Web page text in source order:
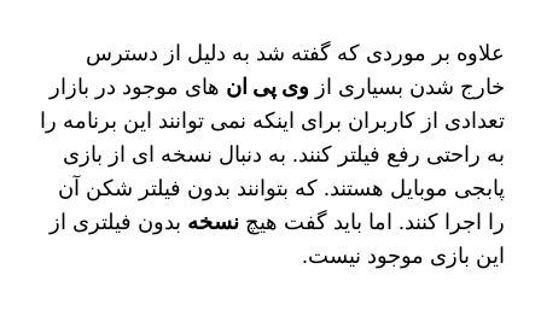
علاوه بر موردی که گفته شد به دلیل از دسترس
خارج شدن بسیاری از وی‌ پی‌ ان‌ های موجود در بازار
تعدادی از کاربران برای اینکه نمی‌ توانند این برنامه را
به راحتی رفع فیلتر کنند. به دنبال نسخه ‌ای از بازی
پابجی موبایل هستند. که بتوانند بدون فیلتر شکن آن
را اجرا کنند. اما باید گفت هیچنسخه بدون فیلتری از
این بازی موجود نیست.